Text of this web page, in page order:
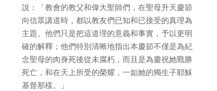
說：「教會的教父和偉大聖師們，在聖母升天慶節
向信眾講道時，都以教友們已知和已接受的真理為
主題。他們只是把這道理的意義和事實，予以更明
確的解釋；他們特別清晰地指出本慶節不僅是為紀
念聖母的肉身死後從未腐朽，而且是為慶祝她戰勝
死亡，和在天上所受的榮耀，一如她的獨生子耶穌
基督那樣。」